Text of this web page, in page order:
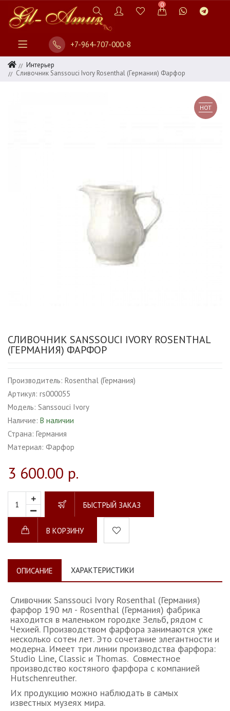
0
+7-964-707-000-8
Интерьер
Сливочник Sanssouci Ivory Rosenthal (Германия) Фарфор
HOT
СЛИВОЧНИК SANSSOUCI IVORY ROSENTHAL
(ГЕРМАНИЯ) ФАРФОР
Производитель: Rosenthal (Германия)
Артикул: rs000055
Модель: Sanssouci Ivory
Наличие: В наличии
Страна: Германия
Материал: Фарфор
3 600.00 р.
БЫСТРЫЙ ЗАКАЗ
В КОРЗИНУ
ОПИСАНИЕ ХАРАКТЕРИСТИКИ
Сливочник Sanssouci Ivory Rosenthal (Германия)
фарфор 190 мл - Rosenthal (Германия) фабрика
находится в маленьком городке Зельб, рядом с
Чехией. Производством фарфора занимаются уже
несколько сотен лет. Это сочетание элегантности и
модерна. Имеет три линии производства фарфора:
Studio Line, Classic и Thomas. Совместное
производство костяного фарфора с компанией
Hutschenreuther.
Их продукцию можно наблюдать в самых
известных музеях мира.